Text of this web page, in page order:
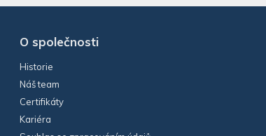
O společnosti
Historie
Náš team
Certifikáty
Kariéra